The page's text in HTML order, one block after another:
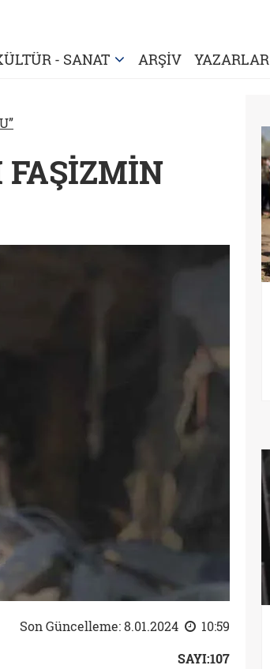
- SANAT ARŞİV YAZARLAR
Son Güncelleme: 8.01.2024 10:59
SAYI:107